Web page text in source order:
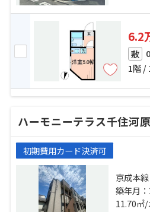
6.2
敷
1階 /
ハーモニーテラス千住河
初期費用カード決済可
京成本線
磐線「北千
勢崎線「
築年月
11.70㎡